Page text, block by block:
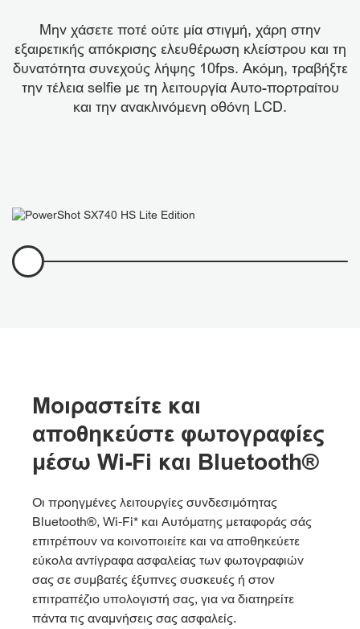
Μην χάσετε ποτέ ούτε μία στιγμή, χάρη στην
εξαιρετικής απόκρισης ελευθέρωση κλείστρου και τη
δυνατότητα συνεχούς λήψης 10fps. Ακόμη, τραβήξτε
την τέλεια selfie με τη λειτουργία Αυτο-πορτραίτου
και την ανακλινόμενη οθόνη LCD.
Μοιραστείτε και
αποθηκεύστε φωτογραφίες
μέσω Wi-Fi και Bluetooth®
Οι προηγμένες λειτουργίες συνδεσιμότητας
Bluetooth®, Wi-Fi* και Αυτόματης μεταφοράς σάς
επιτρέπουν να κοινοποιείτε και να αποθηκεύετε
εύκολα αντίγραφα ασφαλείας των φωτογραφιών
σας σε συμβατές έξυπνες συσκευές ή στον
επιτραπέζιο υπολογιστή σας, για να διατηρείτε
πάντα τις αναμνήσεις σας ασφαλείς.